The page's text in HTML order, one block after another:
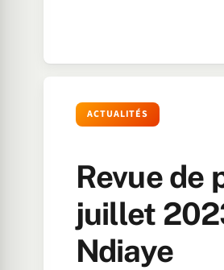
ACTUALITÉS
Revue de
juillet
Ndiaye